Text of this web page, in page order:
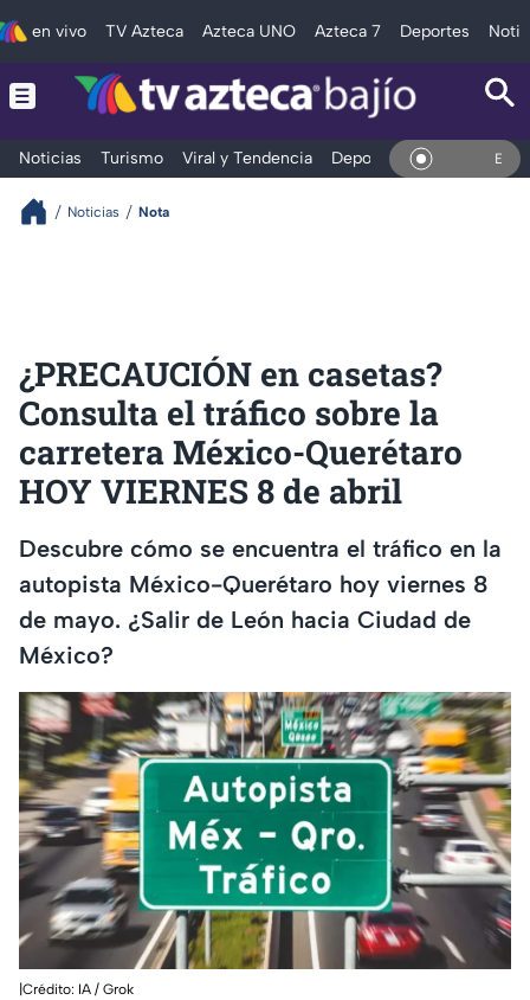
en vivo TV Azteca Azteca UNO Azteca 7 Deportes
Noticias Turismo Viral y Tendencia Deportes Espectáculos
En Vivo
Noticias Nota
¿PRECAUCIÓN en casetas?
Consulta el tráfico sobre la
carretera México-Querétaro
HOY VIERNES 8 de abril
Descubre cómo se encuentra el tráfico en la
autopista México-Querétaro hoy viernes 8
de mayo. ¿Salir de León hacia Ciudad de
México?
|Crédito: IA / Grok